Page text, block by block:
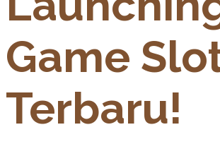
Game
Terbaru!